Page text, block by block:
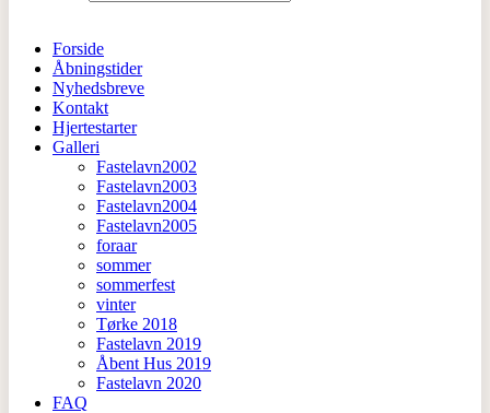
Forside
Åbningstider
Nyhedsbreve
Kontakt
Hjertestarter
Galleri
Fastelavn2002
Fastelavn2003
Fastelavn2004
Fastelavn2005
foraar
sommer
sommerfest
vinter
Tørke 2018
Fastelavn 2019
Åbent Hus 2019
Fastelavn 2020
FAQ